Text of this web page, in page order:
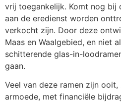
vrij toegankelijk. Komt nog bij
aan de eredienst worden
verkocht zijn. Door deze
Maas en Waalgebied, en niet
schitterende glas-in-
gaan.
Veel van deze ramen zijn
armoede, met financiële